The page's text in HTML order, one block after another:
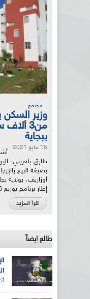
مجتمع
وزير
من3
ببجاية
15 مايو 2021
بصيغة البيع
أوزاريف، بولاية
إطار برنامج توزيع 6...
اقرأ المزيد
طالع ايضاً